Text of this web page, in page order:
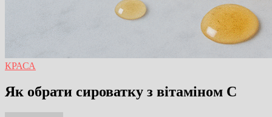
КРАСА
Як обрати сироватку з вітаміном С